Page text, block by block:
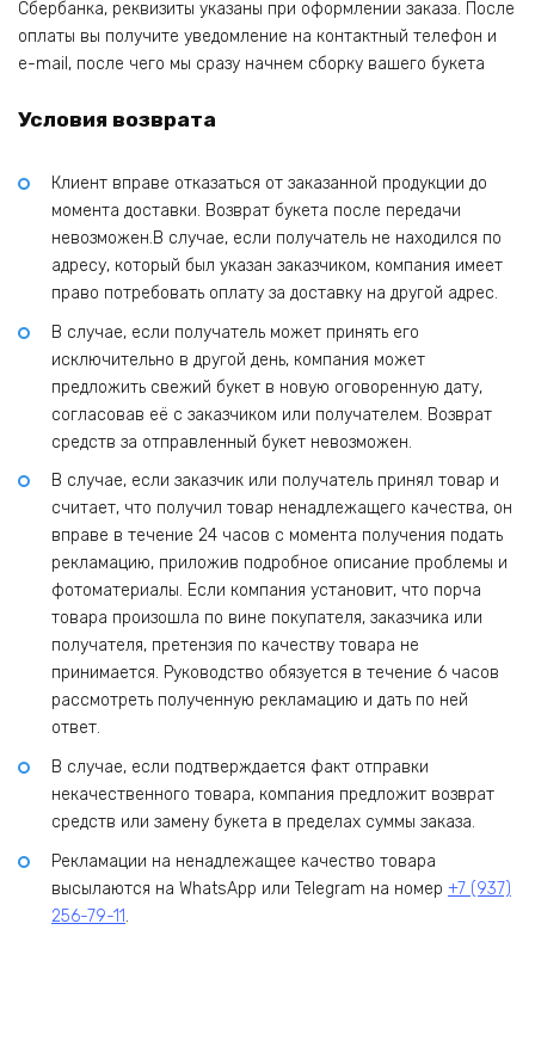
Сбербанка, реквизиты указаны при оформлении заказа. После
оплаты вы получите уведомление на контактный телефон и
e-mail, после чего мы сразу начнем сборку вашего букета
Условия возврата
Клиент вправе отказаться от заказанной продукции до
момента доставки. Возврат букета после передачи
невозможен.В случае, если получатель не находился по
адресу, который был указан заказчиком, компания имеет
право потребовать оплату за доставку на другой адрес.
В случае, если получатель может принять его
исключительно в другой день, компания может
предложить свежий букет в новую оговоренную дату,
согласовав её с заказчиком или получателем. Возврат
средств за отправленный букет невозможен.
В случае, если заказчик или получатель принял товар и
считает, что получил товар ненадлежащего качества, он
вправе в течение 24 часов с момента получения подать
рекламацию, приложив подробное описание проблемы и
фотоматериалы. Если компания установит, что порча
товара произошла по вине покупателя, заказчика или
получателя, претензия по качеству товара не
принимается. Руководство обязуется в течение 6 часов
рассмотреть полученную рекламацию и дать по ней
ответ.
В случае, если подтверждается факт отправки
некачественного товара, компания предложит возврат
средств или замену букета в пределах суммы заказа.
Рекламации на ненадлежащее качество товара
высылаются на WhatsApp или Telegram на номер +7 (937)
256-79-11.